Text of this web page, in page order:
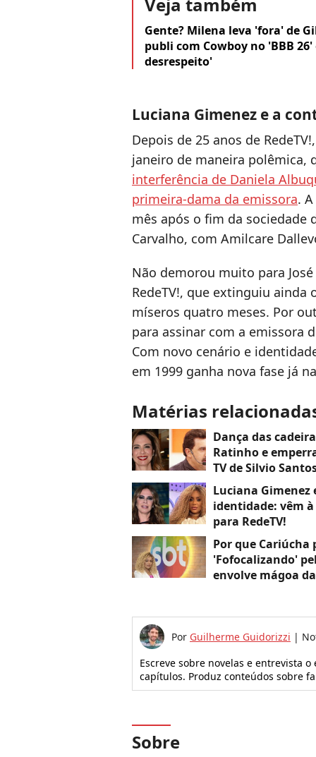
Veja também
Gente? Milena leva 'fora' de
publi com Cowboy no 'BBB
desrespeito'
Luciana Gimenez e a
Depois de 25 anos de
janeiro de maneira polêmica,
interferência de Daniela
primeira-dama da emissora.
mês após o fim da sociedade
Carvalho, com Amilcare
Não demorou muito para
RedeTV!, que extinguiu ainda
míseros quatro meses. Por
para assinar com a emissora
Com novo cenário e
em 1999 ganha nova fase já
Matérias
Dança das
Ratinho e
TV de Silvio
Luciana
identidade: vêm
para RedeTV!
Por que Cariúcha
'Fofocalizando'
envolve mágoa
Por Guilherme Guidorizzi |
Escreve sobre novelas e entrevista
capítulos. Produz conteúdos sobre
Sobre